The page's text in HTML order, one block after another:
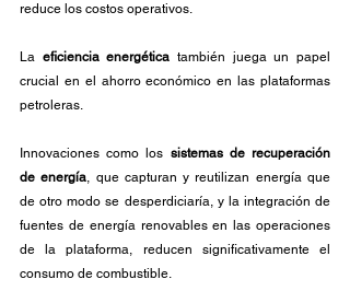
reduce los costos operativos.
La eficiencia energética también juega un papel
crucial en el ahorro económico en las plataformas
petroleras.
Innovaciones como los sistemas de recuperación
de energía, que capturan y reutilizan energía que
de otro modo se desperdiciaría, y la integración de
fuentes de energía renovables en las operaciones
de la plataforma, reducen significativamente el
consumo de combustible.